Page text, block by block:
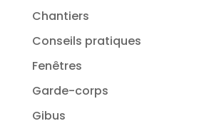
Chantiers
Conseils pratiques
Fenêtres
Garde-corps
Gibus